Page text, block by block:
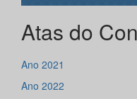
Atas do
Ano 2021
Ano 2022